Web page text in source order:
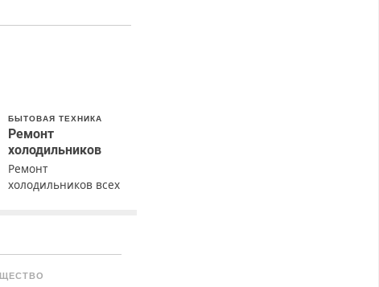
БЫТОВАЯ ТЕХНИКА
Ремонт
холодильников
Ремонт
холодильников всех
районы. Скидка.